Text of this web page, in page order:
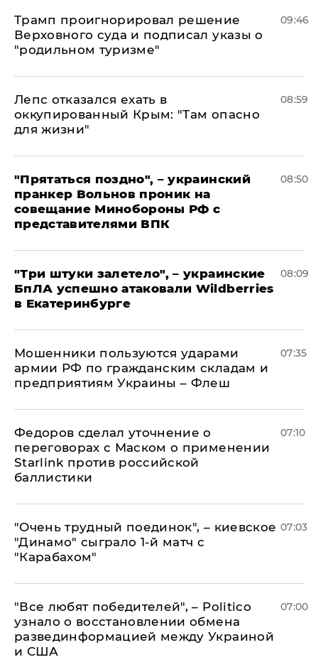
Трамп проигнорировал решение
Верховного суда и подписал указы о
"родильном туризме"
09:46
Лепс отказался ехать в
оккупированный Крым: "Там опасно
для жизни"
08:59
"Прятаться поздно", – украинский
пранкер Вольнов проник на
совещание Минобороны РФ с
представителями ВПК
08:50
"Три штуки залетело", – украинские
БпЛА успешно атаковали Wildberries
в Екатеринбурге
08:09
Мошенники пользуются ударами
армии РФ по гражданским складам и
предприятиям Украины – Флеш
07:35
Федоров сделал уточнение о
переговорах с Маском о применении
Starlink против российской
баллистики
07:10
"Очень трудный поединок", – киевское
"Динамо" сыграло 1-й матч с
"Карабахом"
07:03
​"Все любят победителей", – Politico
узнало о восстановлении обмена
развединформацией между Украиной
и США
07:00